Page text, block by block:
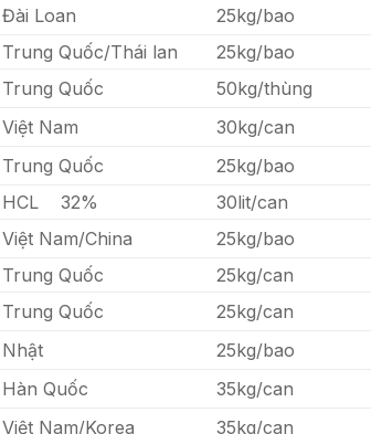
Đài Loan
25kg/bao
Trung Quốc/Thái lan
25kg/bao
Trung Quốc
50kg/thùng
Việt Nam
30kg/can
Trung Quốc
25kg/bao
HCL 32%
30lit/can
Việt Nam/China
25kg/bao
Trung Quốc
25kg/can
Trung Quốc
25kg/can
Nhật
25kg/bao
Hàn Quốc
35kg/can
Việt Nam/Korea
35kg/can